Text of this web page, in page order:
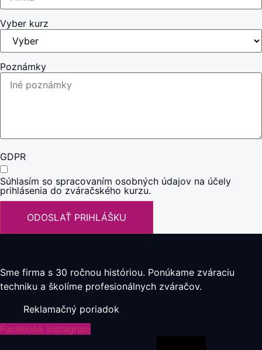
Vyber kurz
Poznámky
GDPR
Súhlasím so spracovaním osobných údajov na účely
prihlásenia do zváračského kurzu.
ODOSLAŤ PRIHLÁŠKU
Sme firma s 30 ročnou históriou. Ponúkame zváraciu
techniku a školíme profesionálnych zváračov.
Reklamačný poriadok
Facebook Instagram